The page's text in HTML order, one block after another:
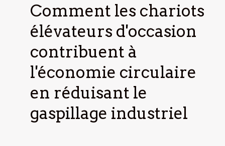
Comment les chariots
élévateurs d'occasion
contribuent à
l'économie circulaire
en réduisant le
gaspillage industriel